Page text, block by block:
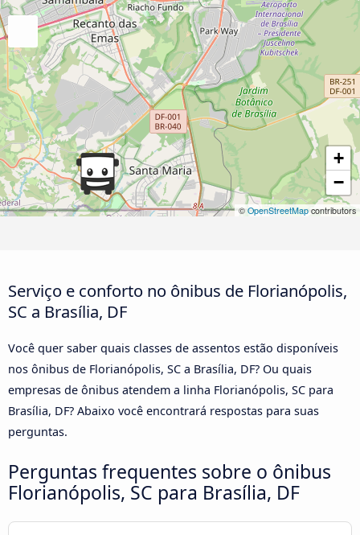
+
−
© OpenStreetMap contributors
Serviço e conforto no ônibus de Florianópolis,
SC a Brasília, DF
Você quer saber quais classes de assentos estão disponíveis
nos ônibus de Florianópolis, SC a Brasília, DF? Ou quais
empresas de ônibus atendem a linha Florianópolis, SC para
Brasília, DF? Abaixo você encontrará respostas para suas
perguntas.
Perguntas frequentes sobre o ônibus
Florianópolis, SC para Brasília, DF